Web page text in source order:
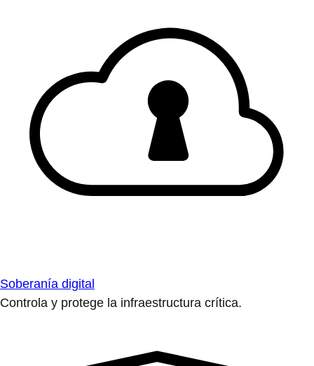
Soberanía digital
Controla y protege la infraestructura crítica.